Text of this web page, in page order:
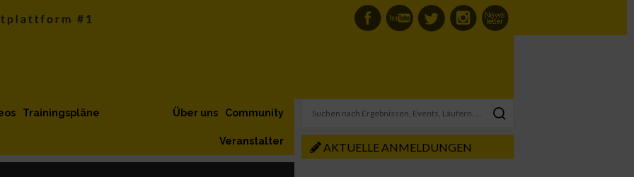
Trainingspläne Community
Über uns
Veranstalter AKTUELLE ANMELDUNGEN